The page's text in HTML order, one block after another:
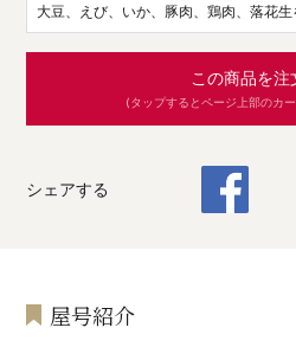
大豆、えび、いか、豚肉、鶏肉、落花生
この商品を注
(タップするとページ上部のカ
シェアする
屋号紹介